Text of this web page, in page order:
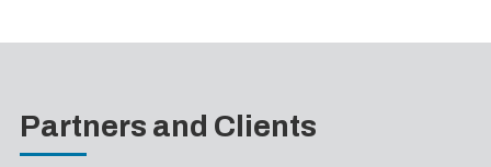
Partners and Clients